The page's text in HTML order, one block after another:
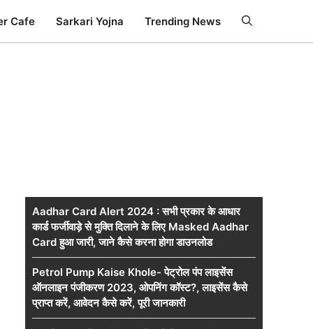
Cafe Sarkari Yojna Trending News
Aadhar Card Alert 2024 : सभी प्रकार के आधार
कार्ड फर्जीवाड़े से मुक्ति दिलाने के लिए Masked Aadhar
Card हुआ जारी, जाने कैसे करना होगा डाउनलोड
Petrol Pump Kaise Khole- पेट्रोल पंप लाइसेंस
ऑनलाइन पंजीकरण 2023, ओपनिंग कॉस्ट?, लाइसेंस कैसे
प्राप्त करें, आवेदन कैसे करें, पूरी जानकारी